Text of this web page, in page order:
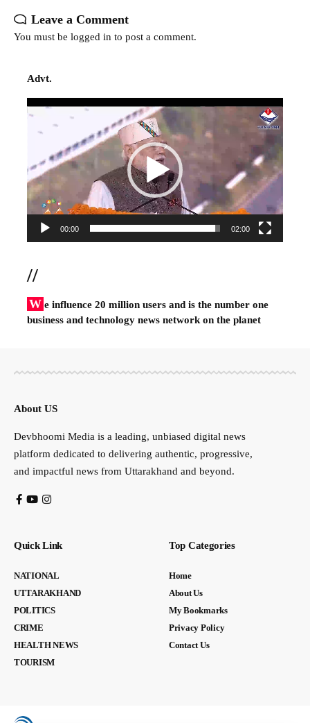
Leave a Comment
You must be logged in to post a comment.
Advt.
Video
00:00 02:00
//
W e influence 20 million users and is the number one
business and technology news network on the planet
About US
Devbhoomi Media is a leading, unbiased digital news
platform dedicated to delivering authentic, progressive,
and impactful news from Uttarakhand and beyond.
Quick Link
NATIONAL
UTTARAKHAND
POLITICS
CRIME
HEALTH NEWS
TOURISM
Top Categories
Home
About Us
My Bookmarks
Privacy Policy
Contact Us